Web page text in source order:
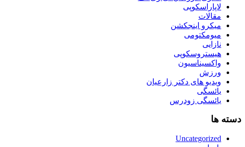
لاپاراسکوپی
مقالات
میکرو اینجکشن
میومکتومی
نازایی
هیستروسکوپی
واکسیناسیون
ورزش
ویدیو های دکتر زارعیان
یائسگی
یائسگی زودرس
دسته ها
Uncategorized